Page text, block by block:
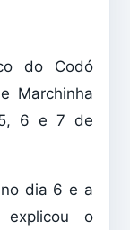
do Codó
Marchinha
6 e 7 de
dia 6 e a
o